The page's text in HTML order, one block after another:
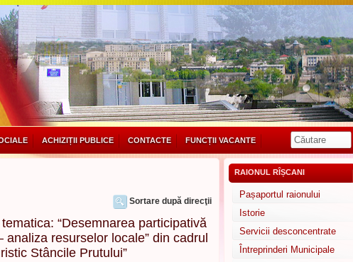
ACHIZIȚII PUBLICE CONTACTE FUNCȚII VACANTE
Sortare după direcţii
“Desemnarea participativă
resurselor locale” din cadrul
Stâncile Prutului”
RAIONUL RÎȘCANI
Pașaportul raionului
Istorie
Servicii desconcentrate
Întreprinderi Municipale